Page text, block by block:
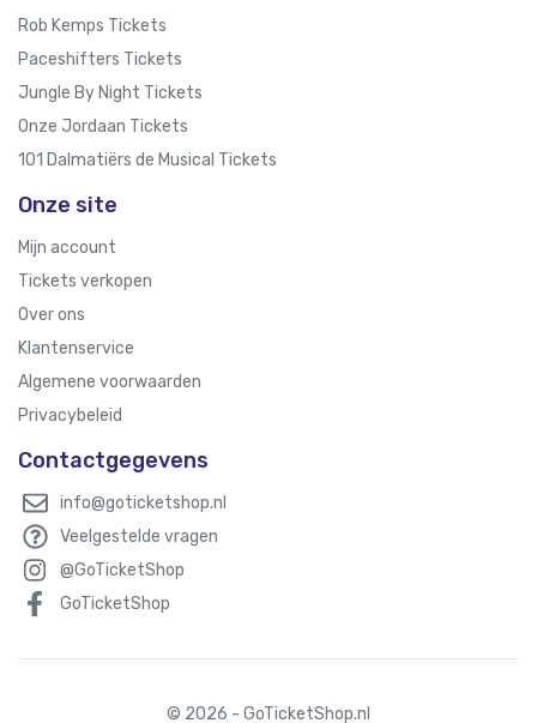
Rob Kemps Tickets
Paceshifters Tickets
Jungle By Night Tickets
Onze Jordaan Tickets
101 Dalmatiërs de Musical Tickets
Onze site
Mijn account
Tickets verkopen
Over ons
Klantenservice
Algemene voorwaarden
Privacybeleid
Contactgegevens
info@goticketshop.nl
Veelgestelde vragen
@GoTicketShop
GoTicketShop
© 2026 - GoTicketShop.nl